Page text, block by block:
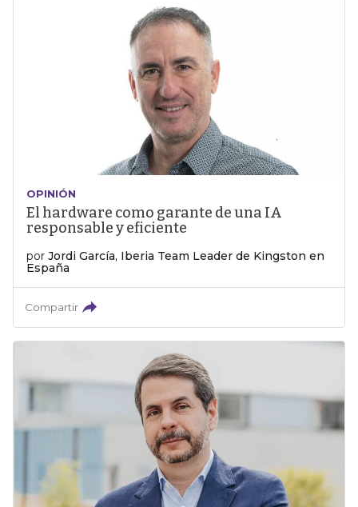
OPINIÓN
El hardware como garante de una IA
responsable y eficiente
por Jordi García, Iberia Team Leader de Kingston en
España
Compartir